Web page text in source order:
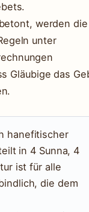
werden die
unter
Gläubige das
hanefitischer
in 4 Sunna, 4
ist für alle
die dem